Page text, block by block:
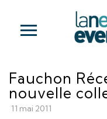
Fauchon
nouvelle
11 mai 2011